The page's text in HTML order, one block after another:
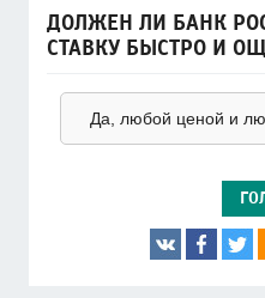
ДОЛЖЕН ЛИ БАНК
СТАВКУ БЫСТРО И